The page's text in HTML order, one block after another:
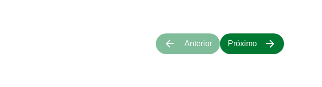
Anterior Próximo